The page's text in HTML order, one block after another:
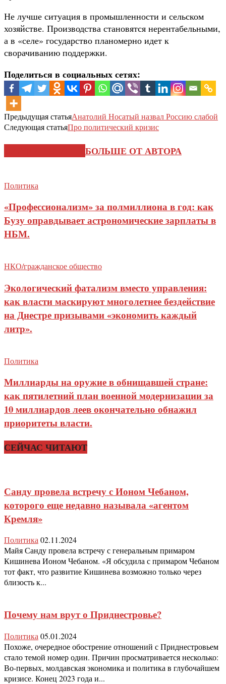
Не лучше ситуация в промышленности и сельском
хозяйстве. Производства становятся нерентабельными,
а в «селе» государство планомерно идет к
сворачиванию поддержки.
Поделиться в социальных сетях:
Предыдущая статьяАнатолий Носатый назвал Россию слабой
Следующая статьяПро политический кризис
БОЛЬШЕ ОТ АВТОРА
Политика
«Профессионализм» за полмиллиона в год: как
Бузу оправдывает астрономические зарплаты в
НБМ.
НКО/гражданское общество
Экологический фатализм вместо управления:
как власти маскируют многолетнее бездействие
на Днестре призывами «экономить каждый
литр».
Политика
Миллиарды на оружие в обнищавшей стране:
как пятилетний план военной модернизации за
10 миллиардов леев окончательно обнажил
приоритеты власти.
СЕЙЧАС ЧИТАЮТ
Санду провела встречу с Ионом Чебаном,
которого еще недавно называла «агентом
Кремля»
Политика02.11.2024
Майя Санду провела встречу с генеральным примаром
Кишинева Ионом Чебаном. «Я обсудила с примаром Чебаном
тот факт, что развитие Кишинева возможно только через
близость к...
Почему нам врут о Приднестровье?
Политика 05.01.2024
Похоже, очередное обострение отношений с Приднестровьем
стало темой номер один. Причин просматривается несколько:
Во-первых, молдавская экономика и политика в глубочайшем
кризисе. Конец 2023 года и...